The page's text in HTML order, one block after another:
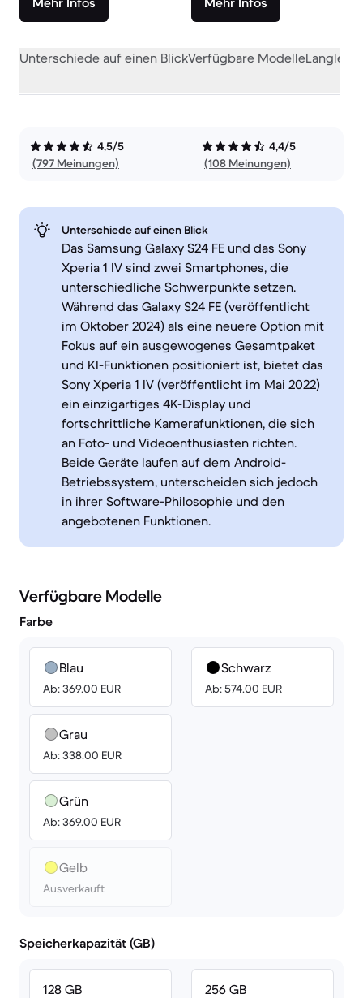
Unterschiede auf einen BlickVerfügbare Modelle
4,5/5
(797 Meinungen)
4,4/5
(108 Meinungen)
Unterschiede auf einen Blick
Das Samsung Galaxy S24 FE und das Sony
Xperia 1 IV sind zwei Smartphones, die
unterschiedliche Schwerpunkte setzen.
Während das Galaxy S24 FE (veröffentlicht
im Oktober 2024) als eine neuere Option mit
Fokus auf ein ausgewogenes Gesamtpaket
und KI-Funktionen positioniert ist, bietet das
Sony Xperia 1 IV (veröffentlicht im Mai 2022)
ein einzigartiges 4K-Display und
fortschrittliche Kamerafunktionen, die sich
an Foto- und Videoenthusiasten richten.
Beide Geräte laufen auf dem Android-
Betriebssystem, unterscheiden sich jedoch
in ihrer Software-Philosophie und den
angebotenen Funktionen.
Verfügbare Modelle
Farbe
Blau
Ab: 369.00 EUR
Grau
Ab: 338.00 EUR
Grün
Ab: 369.00 EUR
Gelb
Ausverkauft
Schwarz
Ab: 574.00 EUR
Speicherkapazität (GB)
128 GB 256 GB